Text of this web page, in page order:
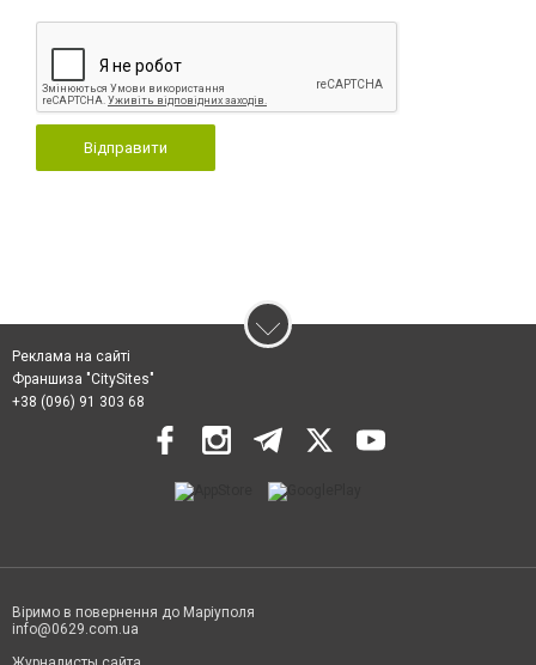
Відправити
Реклама на сайті
Франшиза "CitySites"
+38 (096) 91 303 68
Віримо в повернення до Маріуполя
info@0629.com.ua